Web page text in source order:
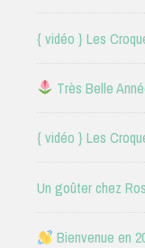
{ vidéo } Les
Très Belle
{ vidéo } Les
Un goûter chez
Bienvenue en